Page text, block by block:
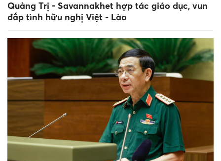
Quảng Trị - Savannakhet hợp tác giáo dục, vun
đắp tình hữu nghị Việt - Lào